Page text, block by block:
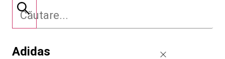
Adidas